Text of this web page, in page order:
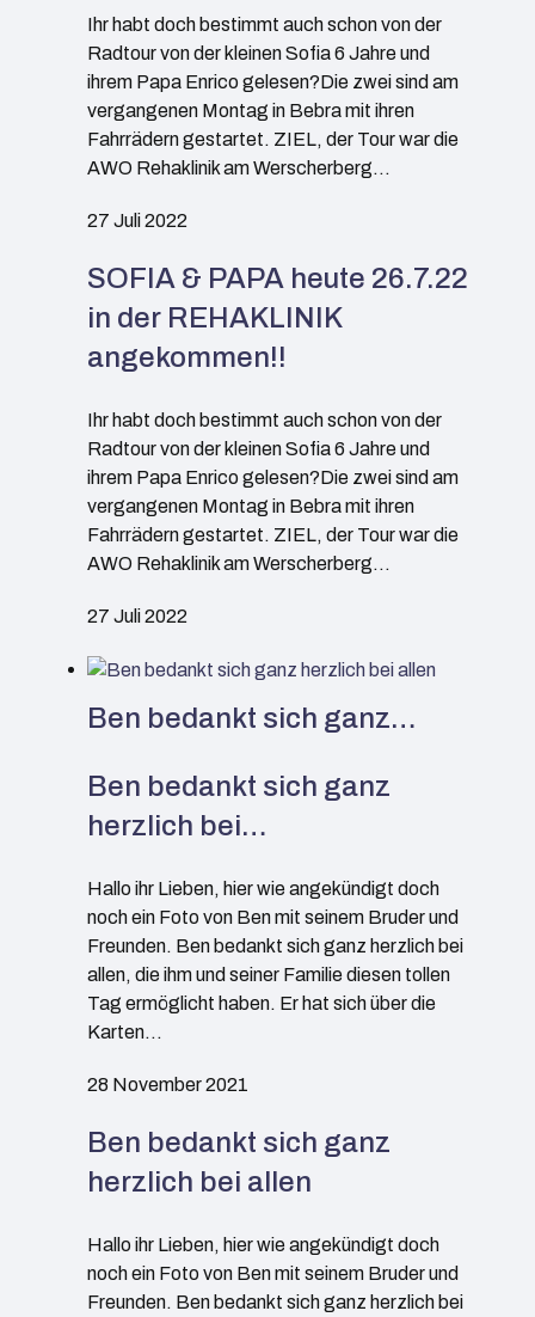
Ihr habt doch bestimmt auch schon von der
Radtour von der kleinen Sofia 6 Jahre und
ihrem Papa Enrico gelesen?Die zwei sind am
vergangenen Montag in Bebra mit ihren
Fahrrädern gestartet. ZIEL, der Tour war die
AWO Rehaklinik am Werscherberg…
27 Juli 2022
SOFIA & PAPA heute 26.7.22
in der REHAKLINIK
angekommen!!
Ihr habt doch bestimmt auch schon von der
Radtour von der kleinen Sofia 6 Jahre und
ihrem Papa Enrico gelesen?Die zwei sind am
vergangenen Montag in Bebra mit ihren
Fahrrädern gestartet. ZIEL, der Tour war die
AWO Rehaklinik am Werscherberg…
27 Juli 2022
Ben bedankt sich ganz…
Ben bedankt sich ganz
herzlich bei…
Hallo ihr Lieben, hier wie angekündigt doch
noch ein Foto von Ben mit seinem Bruder und
Freunden. Ben bedankt sich ganz herzlich bei
allen, die ihm und seiner Familie diesen tollen
Tag ermöglicht haben. Er hat sich über die
Karten…
28 November 2021
Ben bedankt sich ganz
herzlich bei allen
Hallo ihr Lieben, hier wie angekündigt doch
noch ein Foto von Ben mit seinem Bruder und
Freunden. Ben bedankt sich ganz herzlich bei